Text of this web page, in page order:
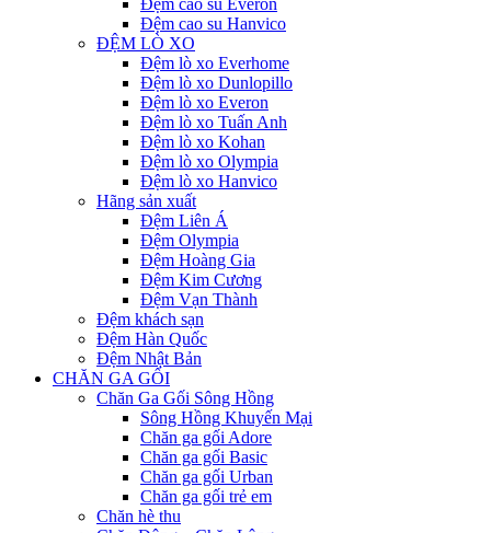
Đệm cao su Everon
Đệm cao su Hanvico
ĐỆM LÒ XO
Đệm lò xo Everhome
Đệm lò xo Dunlopillo
Đệm lò xo Everon
Đệm lò xo Tuấn Anh
Đệm lò xo Kohan
Đệm lò xo Olympia
Đệm lò xo Hanvico
Hãng sản xuất
Đệm Liên Á
Đệm Olympia
Đệm Hoàng Gia
Đệm Kim Cương
Đệm Vạn Thành
Đệm khách sạn
Đệm Hàn Quốc
Đệm Nhật Bản
CHĂN GA GỐI
Chăn Ga Gối Sông Hồng
Sông Hồng Khuyến Mại
Chăn ga gối Adore
Chăn ga gối Basic
Chăn ga gối Urban
Chăn ga gối trẻ em
Chăn hè thu